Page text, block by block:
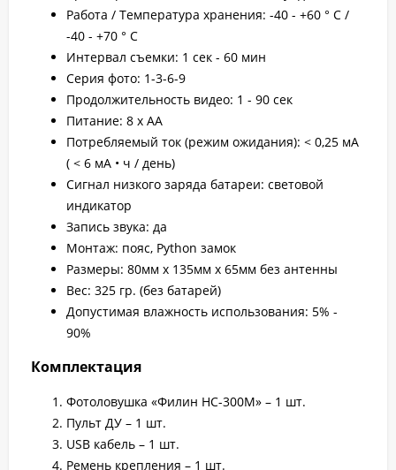
Работа / Температура хранения: -40 - +60 ° C /
-40 - +70 ° C
Интервал съемки: 1 сек - 60 мин
Серия фото: 1-3-6-9
Продолжительность видео: 1 - 90 сек
Питание: 8 х АА
Потребляемый ток (режим ожидания): < 0,25 мА
( < 6 мА • ч / день)
Сигнал низкого заряда батареи: световой
индикатор
Запись звука: да
Монтаж: пояс, Python замок
Размеры: 80мм x 135мм x 65мм без антенны
Вес: 325 гр. (без батарей)
Допустимая влажность использования: 5% -
90%
Комплектация
Фотоловушка «Филин HC-300M» – 1 шт.
Пульт ДУ – 1 шт.
USB кабель – 1 шт.
Ремень крепления – 1 шт.